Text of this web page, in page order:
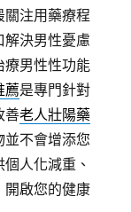
注用藥療程
解決男性憂慮
療男性性功能
薦是專門針對
善老人壯陽藥
不會增添您
人化減重、
開啟您的健康